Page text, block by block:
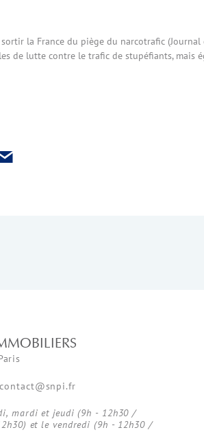
la France du piège du narcotrafic
de lutte contre le trafic de stupéfiants, mais
mardi et jeudi (9h - 12h30 /
et le vendredi (9h - 12h30 /